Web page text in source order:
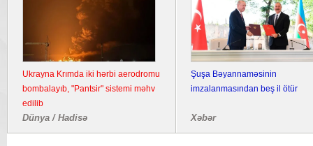
Ukrayna Krımda iki hərbi aerodromu
bombalayıb, "Pantsir" sistemi məhv
edilib
Dünya / Hadisə
Şuşa Bəyannaməsinin
imzalanmasından beş il ötür
Xəbər